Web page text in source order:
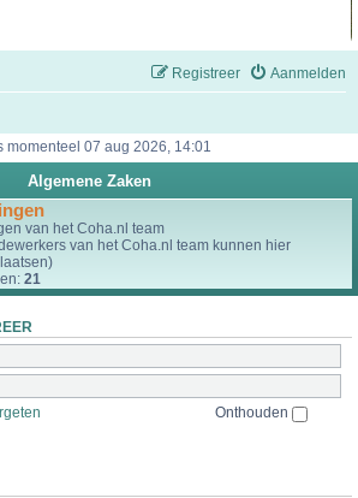
Aanmelden
Registreer
momenteel 07 aug 2026, 14:01
Algemene Zaken
van het Coha.nl team
van het Coha.nl team kunnen hier
21
Onthouden